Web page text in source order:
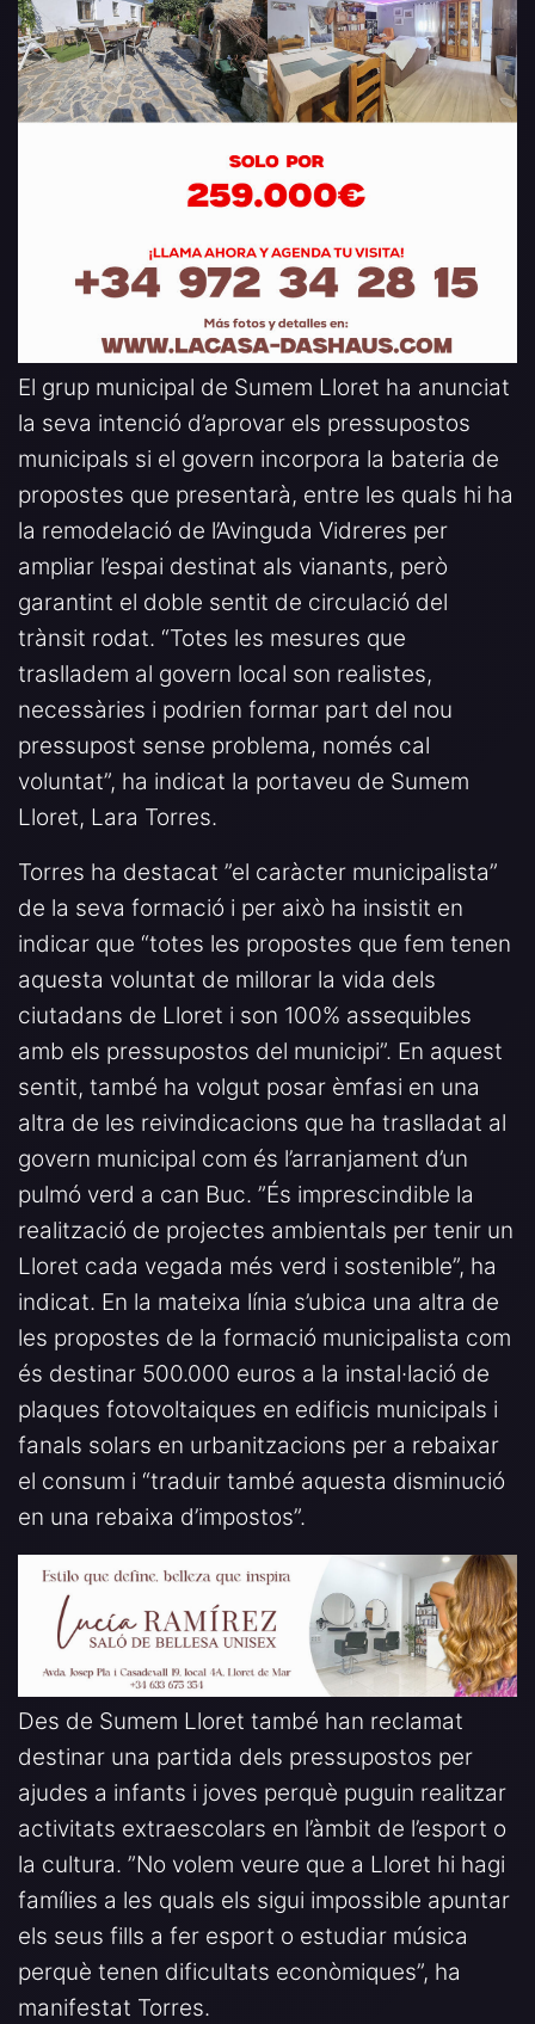
El grup municipal de Sumem Lloret ha anunciat
la seva intenció d’aprovar els pressupostos
municipals si el govern incorpora la bateria de
propostes que presentarà, entre les quals hi ha
la remodelació de l’Avinguda Vidreres per
ampliar l’espai destinat als vianants, però
garantint el doble sentit de circulació del
trànsit rodat. “Totes les mesures que
traslladem al govern local son realistes,
necessàries i podrien formar part del nou
pressupost sense problema, només cal
voluntat”, ha indicat la portaveu de Sumem
Lloret, Lara Torres.
Torres ha destacat ”el caràcter municipalista”
de la seva formació i per això ha insistit en
indicar que “totes les propostes que fem tenen
aquesta voluntat de millorar la vida dels
ciutadans de Lloret i son 100% assequibles
amb els pressupostos del municipi”. En aquest
sentit, també ha volgut posar èmfasi en una
altra de les reivindicacions que ha traslladat al
govern municipal com és l’arranjament d’un
pulmó verd a can Buc. ”És imprescindible la
realització de projectes ambientals per tenir un
Lloret cada vegada més verd i sostenible”, ha
indicat. En la mateixa línia s’ubica una altra de
les propostes de la formació municipalista com
és destinar 500.000 euros a la instal·lació de
plaques fotovoltaiques en edificis municipals i
fanals solars en urbanitzacions per a rebaixar
el consum i “traduir també aquesta disminució
en una rebaixa d’impostos”.
Des de Sumem Lloret també han reclamat
destinar una partida dels pressupostos per
ajudes a infants i joves perquè puguin realitzar
activitats extraescolars en l’àmbit de l’esport o
la cultura. ”No volem veure que a Lloret hi hagi
famílies a les quals els sigui impossible apuntar
els seus fills a fer esport o estudiar música
perquè tenen dificultats econòmiques”, ha
manifestat Torres.